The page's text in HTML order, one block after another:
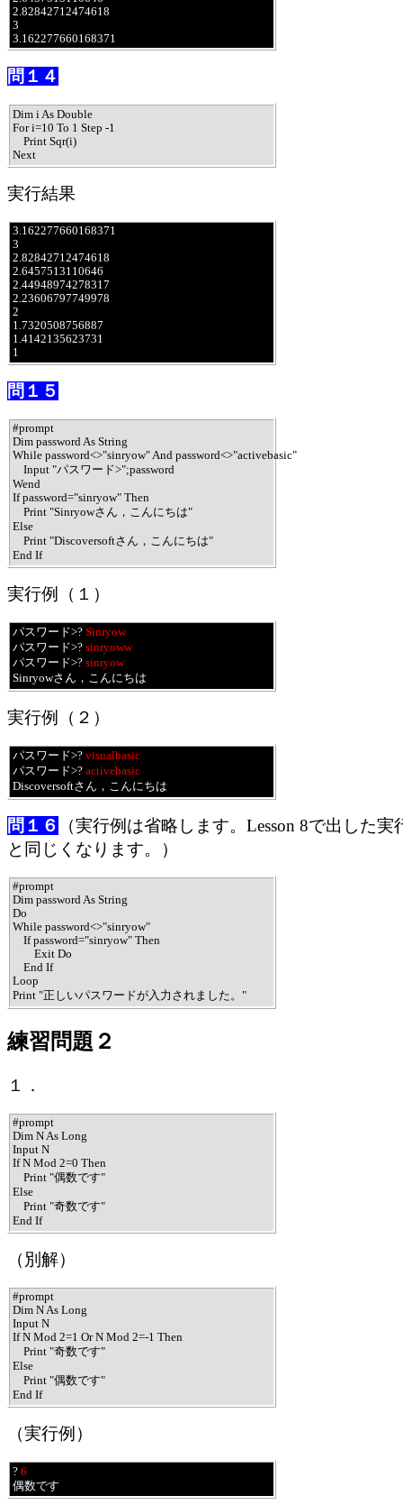
2.82842712474618
3
3.162277660168371
問１４
Dim i As Double
For i=10 To 1 Step -1
    Print Sqr(i)
Next
実行結果
3.162277660168371
3
2.82842712474618
2.6457513110646
2.44948974278317
2.23606797749978
2
1.7320508756887
1.4142135623731
1
問１５
#prompt
Dim password As String
While password<>"sinryow" And password<>"activebasic"
    Input "パスワード>";password
Wend
If password="sinryow" Then
    Print "Sinryowさん，こんにちは"
Else
    Print "Discoversoftさん，こんにちは"
End If
実行例（１）
パスワード>? Sinryow
パスワード>? sinryoww
パスワード>? sinryow
Sinryowさん，こんにちは
実行例（２）
パスワード>? visualbasic
パスワード>? activebasic
Discoversoftさん，こんにちは
問１６
（実行例は省略します。Lesson 8で出した実
と同じくなります。）
#prompt
Dim password As String
Do
While password<>"sinryow"
    If password="sinryow" Then
        Exit Do
    End If
Loop
Print "正しいパスワードが入力されました。"
練習問題２
１．
#prompt
Dim N As Long
Input N
If N Mod 2=0 Then
    Print "偶数です"
Else
    Print "奇数です"
End If
（別解）
#prompt
Dim N As Long
Input N
If N Mod 2=1 Or N Mod 2=-1 Then
    Print "奇数です"
Else
    Print "偶数です"
End If
（実行例）
? 6
偶数です